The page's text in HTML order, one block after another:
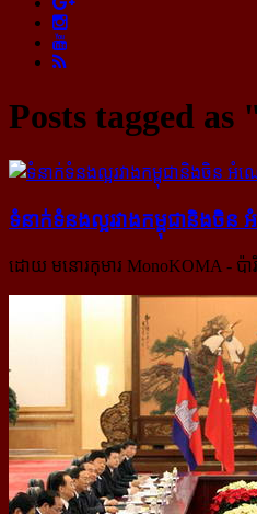
Posts tagged
ទំនាក់ទំនងល្អរវាងកម្ពុជានិង
ដោយ មនោរកុមារ MonoKOMA - ប៉ា